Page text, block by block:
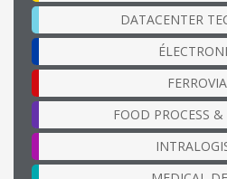
DATACENTER
FOOD PROCESS